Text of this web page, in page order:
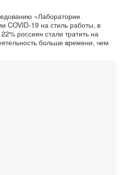
«Лаборатории
COVID-19 на стиль работы, в
россиян стали тратить на
больше времени, чем